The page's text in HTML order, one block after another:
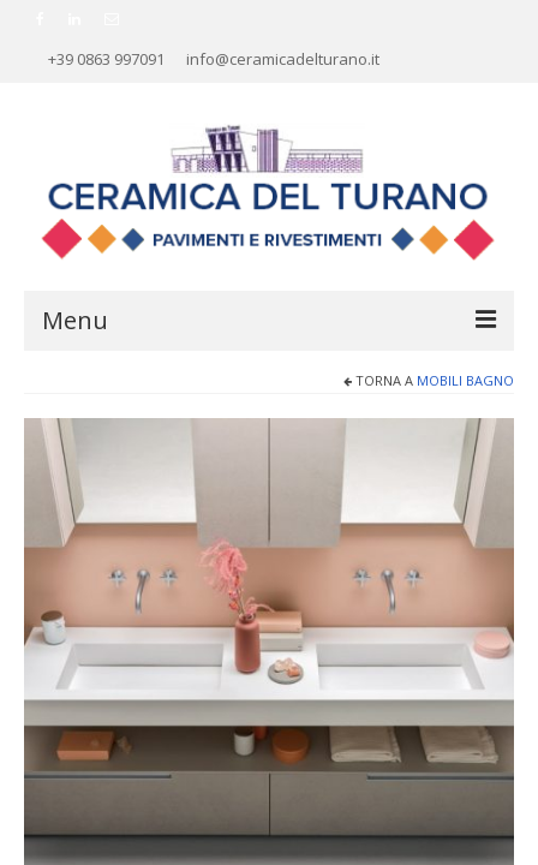
+39 0863 997091 info@ceramicadelturano.it
Menu
AZIENDA
RIVESTIMENTI
PAVIMENTI
MOSAICI
MOBILI BAGNO
ARREDO BAGNO
BOX DOCCIA
Sanitari
RUBINETTERIA
TORNA A MOBILI BAGNO